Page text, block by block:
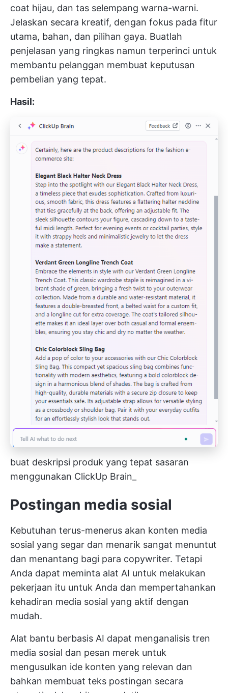
coat hijau, dan tas selempang warna-warni.
Jelaskan secara kreatif, dengan fokus pada fitur
utama, bahan, dan pilihan gaya. Buatlah
penjelasan yang ringkas namun terperinci untuk
membantu pelanggan membuat keputusan
pembelian yang tepat.
Hasil:
buat deskripsi produk yang tepat sasaran
menggunakan ClickUp Brain_
Postingan media sosial
Kebutuhan terus-menerus akan konten media
sosial yang segar dan menarik sangat menuntut
dan menantang bagi para copywriter. Tetapi
Anda dapat meminta alat AI untuk melakukan
pekerjaan itu untuk Anda dan mempertahankan
kehadiran media sosial yang aktif dengan
mudah.
Alat bantu berbasis AI dapat menganalisis tren
media sosial dan pesan merek untuk
mengusulkan ide konten yang relevan dan
bahkan membuat teks postingan secara